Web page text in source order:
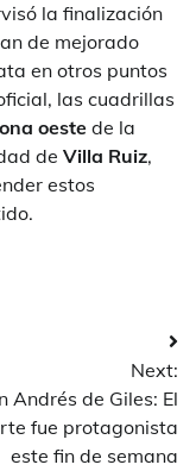
la finalización
de mejorado
en otros puntos
las cuadrillas
oeste de la
de Villa Ruiz,
estos
Next:
Andrés de Giles: El
fue protagonista
este fin de semana